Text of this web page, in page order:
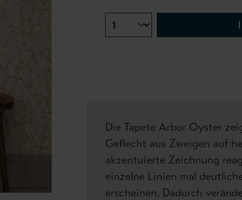
Die Tapete Arbor Oyster
Geflecht aus Zweigen auf
akzentuierte Zeichnung
einzelne Linien mal
erscheinen. Dadurch